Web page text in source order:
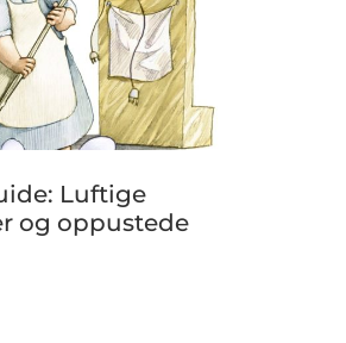
Luftige
og oppustede